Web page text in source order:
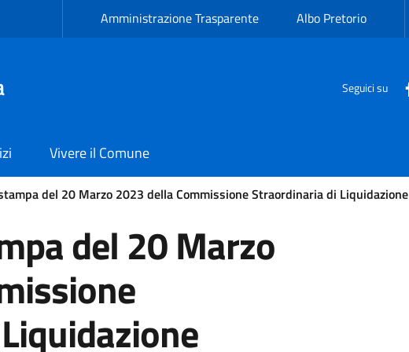
Amministrazione Trasparente Albo Pretorio
Seguici su
Vivere il Comune
del 20 Marzo 2023 della Commissione Straordinaria di Liquidazione
del 20 Marzo